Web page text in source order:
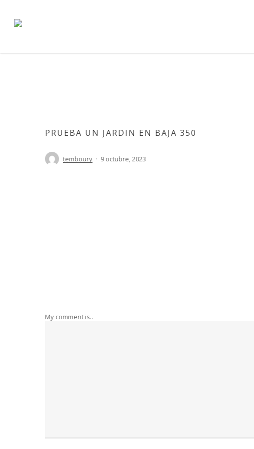
main
PRUEBA UN JARDIN EN BAJA 350
temboury 9 octubre, 2023
My comment is..